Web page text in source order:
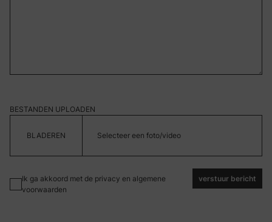
BESTANDEN UPLOADEN
Selecteer een foto/video
Ik ga akkoord met de privacy en algemene
voorwaarden
verstuur bericht